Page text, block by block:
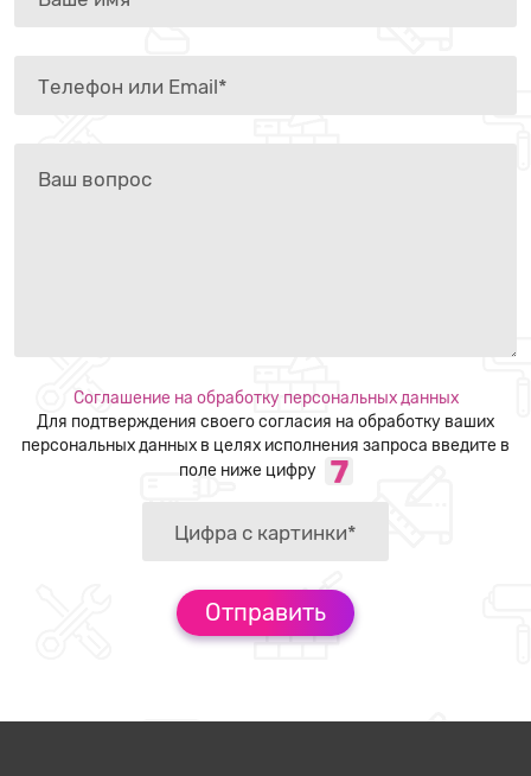
Соглашение на обработку персональных данных
Для подтверждения своего согласия на обработку ваших
персональных данных в целях исполнения запроса введите в
поле ниже цифру